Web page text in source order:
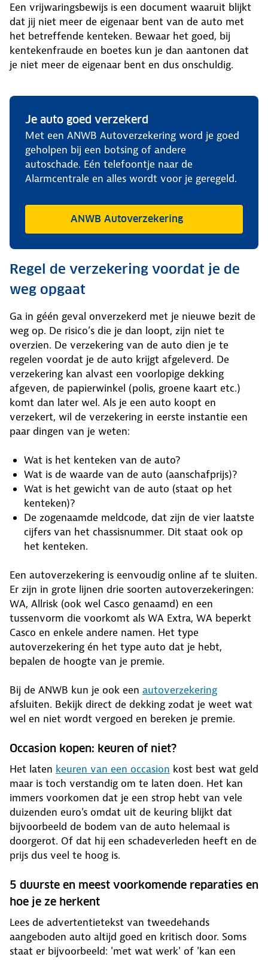
Een vrijwaringsbewijs is een document waaruit blijkt
dat jij niet meer de eigenaar bent van de auto met
het betreffende kenteken. Bewaar het goed, bij
kentekenfraude en boetes kun je dan aantonen dat
je niet meer de eigenaar bent en dus onschuldig.
Je auto goed verzekerd
Met een ANWB Autoverzekering word je goed
geholpen bij een botsing of andere
autoschade. Eén telefoontje naar de
Alarmcentrale en alles wordt voor je geregeld.
ANWB Autoverzekering
Regel de verzekering voordat je de
weg opgaat
Ga in géén geval onverzekerd met je nieuwe bezit de
weg op. De risico’s die je dan loopt, zijn niet te
overzien. De verzekering van de auto dien je te
regelen voordat je de auto krijgt afgeleverd. De
verzekering kan alvast een voorlopige dekking
afgeven, de papierwinkel (polis, groene kaart etc.)
komt dan later wel. Als je een auto koopt en
verzekert, wil de verzekering in eerste instantie een
paar dingen van je weten:
Wat is het kenteken van de auto?
Wat is de waarde van de auto (aanschafprijs)?
Wat is het gewicht van de auto (staat op het
kenteken)?
De zogenaamde meldcode, dat zijn de vier laatste
cijfers van het chassisnummer. Dit staat ook op
het kenteken.
Een autoverzekering is eenvoudig online af te sluiten.
Er zijn in grote lijnen drie soorten autoverzekeringen:
WA, Allrisk (ook wel Casco genaamd) en een
tussenvorm die voorkomt als WA Extra, WA beperkt
Casco en enkele andere namen. Het type
autoverzekering én het type auto dat je hebt,
bepalen de hoogte van je premie.
Bij de ANWB kun je ook een autoverzekering
afsluiten. Bekijk direct de dekking zodat je weet wat
wel en niet wordt vergoed en bereken je premie.
Occasion kopen: keuren of niet?
Het laten keuren van een occasion kost best wat geld
maar is toch verstandig om te laten doen. Het kan
immers voorkomen dat je een strop hebt van vele
duizenden euro's omdat uit de keuring blijkt dat
bijvoorbeeld de bodem van de auto helemaal is
doorgerot. Of dat hij een schadeverleden heeft en de
prijs dus veel te hoog is.
5 duurste en meest voorkomende reparaties en
hoe je ze herkent
Lees de advertentietekst van tweedehands
aangeboden auto altijd goed en kritisch door. Soms
staat er bijvoorbeeld: 'met wat werk' of 'kan een